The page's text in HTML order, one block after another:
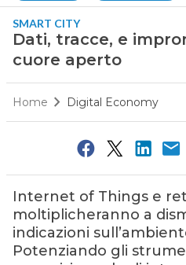
SMART CITY
Dati, tracce, e
cuore aperto
Home Digital Economy
Internet of Things e
moltiplicheranno a
indicazioni
Potenziando gli